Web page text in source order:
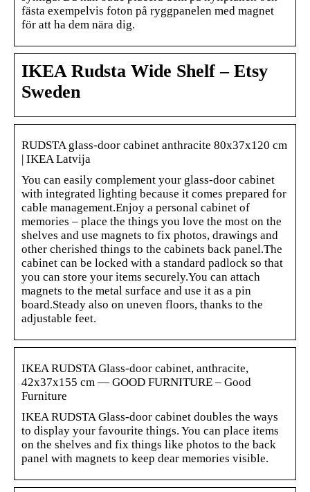
fästa exempelvis foton på ryggpanelen med magnet
för att ha dem nära dig.
IKEA Rudsta Wide Shelf – Etsy
Sweden
RUDSTA glass-door cabinet anthracite 80x37x120 cm
| IKEA Latvija
You can easily complement your glass-door cabinet
with integrated lighting because it comes prepared for
cable management.Enjoy a personal cabinet of
memories – place the things you love the most on the
shelves and use magnets to fix photos, drawings and
other cherished things to the cabinets back panel.The
cabinet can be locked with a standard padlock so that
you can store your items securely.You can attach
magnets to the metal surface and use it as a pin
board.Steady also on uneven floors, thanks to the
adjustable feet.
IKEA RUDSTA Glass-door cabinet, anthracite,
42x37x155 cm — GOOD FURNITURE – Good
Furniture
IKEA RUDSTA Glass-door cabinet doubles the ways
to display your favourite things. You can place items
on the shelves and fix things like photos to the back
panel with magnets to keep dear memories visible.